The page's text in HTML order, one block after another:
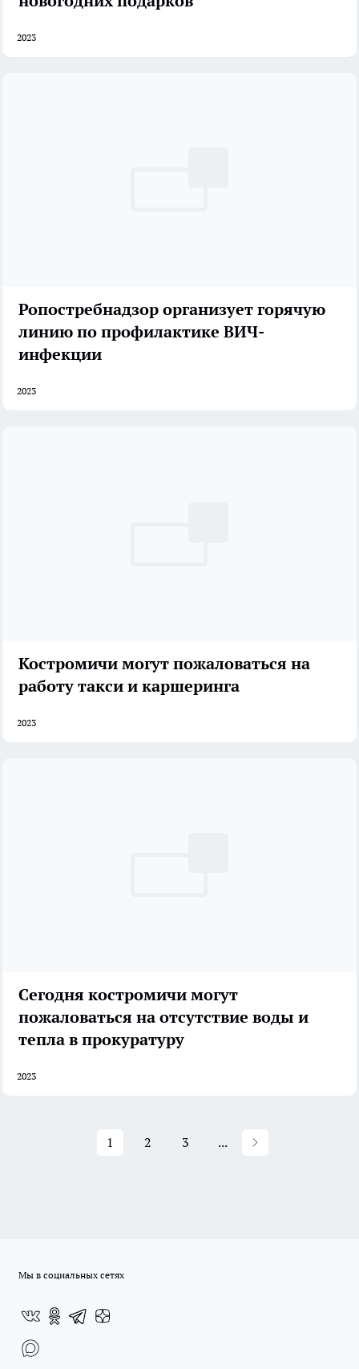
2023
Ропостребнадзор организует горячую
линию по профилактике ВИЧ-
инфекции
2023
Костромичи могут пожаловаться на
работу такси и каршеринга
2023
Сегодня костромичи могут
пожаловаться на отсутствие воды и
тепла в прокуратуру
2023
1 2 3 ...
Мы в социальных сетях